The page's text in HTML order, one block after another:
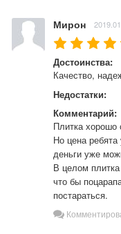
Мирон
Достоинства:
Качество,
Недостатки:
Комментарий:
Плитка хорошо
Но цена
деньги уже
В целом
что бы
постараться.